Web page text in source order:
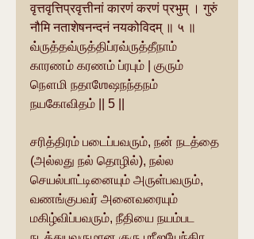
वृत्तवृत्तिप्रवृत्तीनां कारणं करणं प्रभुम् । गुरुं
नौमि नताशेषनन्दनं नयकोविदम् ॥ ५ ॥
வ்ருத்தவ்ருத்திப்ரவ்ருத்தீநாம்
காரணம் கரணம் ப்ரபும் | குரும்
நௌமி நதாஶேஷநந்தநம்
நயகோவிதம் || 5 ||
சரித்திரம் படைப்பவரும், நன் நடத்தை
(அல்லது நல் தொழில்), நல்ல
செயல்பாட்டினையும் அருள்பவரும்,
வணங்குபவர் அனைவரையும்
மகிழ்விப்பவரும், நீதியை நயம்பட